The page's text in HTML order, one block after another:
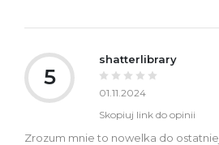
5
shatterlibrary
01.11.2024
Skopiuj link do opinii
Zrozum mnie to nowelka do